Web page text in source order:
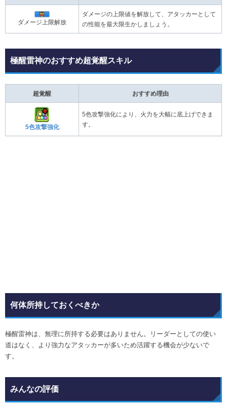
ダメージ上限解放
ダメージの上限値を解放して、アタッカーとして
の性能を最大限生かしましょう。
極醒雷神のおすすめ超覚醒スキル
超覚醒 おすすめ理由
5色攻撃強化
5色攻撃強化により、火力を大幅に底上げできま
す。
何体所持しておくべきか
極醒雷神は、無理に所持する必要はありません。リーダーとしての使い
道はなく、より強力なアタッカーが多いため活躍する機会が少ないで
す。
みんなの評価